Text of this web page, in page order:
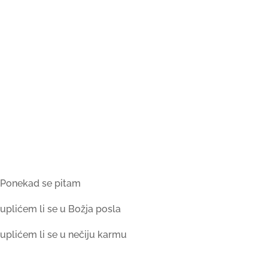
Ponekad se pitam
uplićem li se u Božja posla
uplićem li se u nečiju karmu